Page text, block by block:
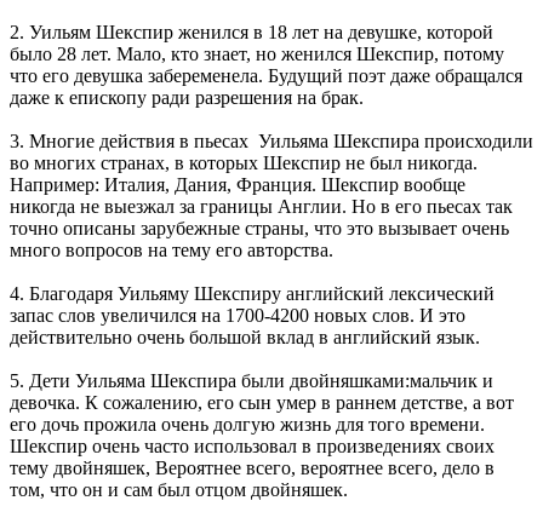
2. Уильям Шекспир женился в 18 лет на девушке, которой
было 28 лет. Мало, кто знает, но женился Шекспир, потому
что его девушка забеременела. Будущий поэт даже обращался
даже к епископу ради разрешения на брак.
3. Многие действия в пьесах Уильяма Шекспира происходили
во многих странах, в которых Шекспир не был никогда.
Например: Италия, Дания, Франция. Шекспир вообще
никогда не выезжал за границы Англии. Но в его пьесах так
точно описаны зарубежные страны, что это вызывает очень
много вопросов на тему его авторства.
4. Благодаря Уильяму Шекспиру английский лексический
запас слов увеличился на 1700-4200 новых слов. И это
действительно очень большой вклад в английский язык.
5. Дети Уильяма Шекспира были двойняшками:мальчик и
девочка. К сожалению, его сын умер в раннем детстве, а вот
его дочь прожила очень долгую жизнь для того времени.
Шекспир очень часто использовал в произведениях своих
тему двойняшек, Вероятнее всего, вероятнее всего, дело в
том, что он и сам был отцом двойняшек.